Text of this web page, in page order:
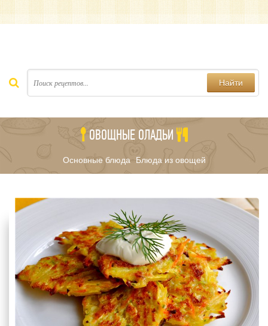
Найти
ОВОЩНЫЕ ОЛАДЬИ
Основные блюда/ Блюда из овощей